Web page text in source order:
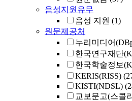
음성지원유무
음성 지원 (1)
원문제공처
누리미디어
한국연구재단
한국학술정보
KERIS(RISS)
KISTI(NDSL)
교보문고(스콜